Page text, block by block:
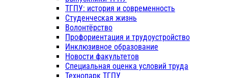
ТГПУ: история и современность
Студенческая жизнь
Волонтёрство
Профориентация и трудоустройство
Инклюзивное образование
Новости факультетов
Специальная оценка условий труда
Технопарк ТГПУ